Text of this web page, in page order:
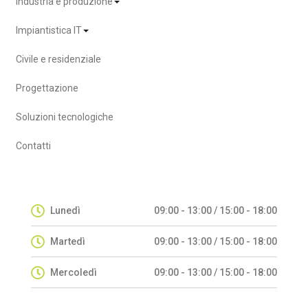
Impiantistica IT
Civile e residenziale
Progettazione
Soluzioni tecnologiche
Contatti
Lunedì 09:00 - 13:00 / 15:00 - 18:00
Martedì 09:00 - 13:00 / 15:00 - 18:00
Mercoledì 09:00 - 13:00 / 15:00 - 18:00